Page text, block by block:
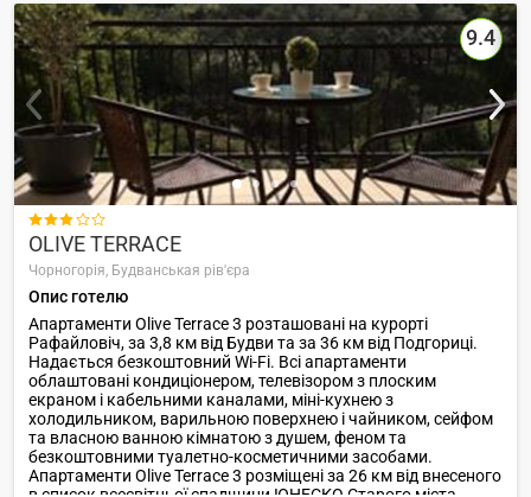
9.4

OLIVE TERRACE
Чорногорія, Будванськая рів'єра
Опис готелю
Апартаменти Olive Terrace 3 розташовані на курорті
Рафайловіч, за 3,8 км від Будви та за 36 км від Подгориці.
Надається безкоштовний Wi-Fi. Всі апартаменти
облаштовані кондиціонером, телевізором з плоским
екраном і кабельними каналами, міні-кухнею з
холодильником, варильною поверхнею і чайником, сейфом
та власною ванною кімнатою з душем, феном та
безкоштовними туалетно-косметичними засобами.
Апартаменти Olive Terrace 3 розміщені за 26 км від внесеного